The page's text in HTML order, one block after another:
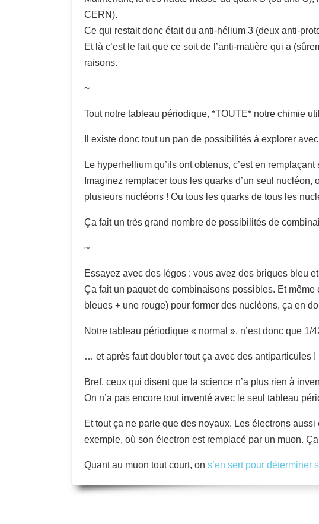
CERN).
Ce qui restait donc était du anti-hélium 3 (deux anti-
Et là c’est le fait que ce soit de l’anti-matière qui a
raisons.
~
Tout notre tableau périodique, *TOUTE* notre chimie
Il existe donc tout un pan de possibilités à explorer
Le hyperhellium qu’ils ont obtenus, c’est en
Imaginez remplacer tous les quarks d’un seul
plusieurs nucléons ! Ou tous les quarks de tous les
Ça fait un très grand nombre de possibilités de
~
Essayez avec des légos : vous avez des briques bleu
Ça fait un paquet de combinaisons possibles. Et
bleues + une rouge) pour former des nucléons, ça en
Notre tableau périodique « normal », n’est donc que
… et après faut doubler tout ça avec des antiparticules
Bref, ceux qui disent que la science n’a plus rien à
On n’a pas encore tout inventé avec le seul tableau
Et tout ça ne parle que des noyaux. Les électrons
exemple, où son électron est remplacé par un muon.
Quant au muon tout court, on s’en sert pour déterminer